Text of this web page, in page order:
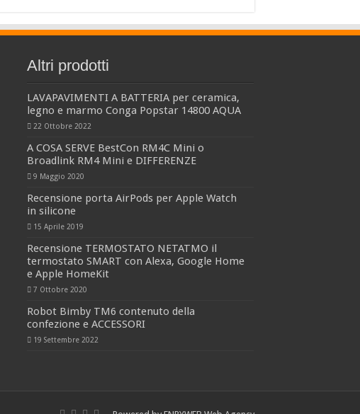
Altri prodotti
LAVAPAVIMENTI A BATTERIA per ceramica,
legno e marmo Conga Popstar 14800 AQUA
22 Ottobre 2022
A COSA SERVE BestCon RM4C Mini o
Broadlink RM4 Mini e DIFFERENZE
9 Maggio 2020
Recensione porta AirPods per Apple Watch
in silicone
15 Aprile 2019
Recensione TERMOSTATO NETATMO il
termostato SMART con Alexa, Google Home
e Apple HomeKit
7 Ottobre 2020
Robot Bimby TM6 contenuto della
confezione e ACCESSORI
19 Settembre 2022